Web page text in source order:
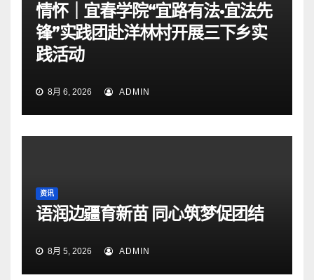
情怀｜宜春学院“宜路有法•宜法先
锋”实践团赴洋林村开展三下乡实
践活动
8月 6, 2026 ADMIN
资讯
语润边疆育新苗 同心筑梦促团结
8月 5, 2026 ADMIN